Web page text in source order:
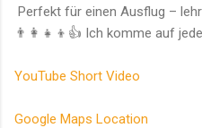
Perfekt für einen Ausflug –
👨‍👩‍👧‍👦👍 Ich komme auf
YouTube Short Video
Google Maps Location